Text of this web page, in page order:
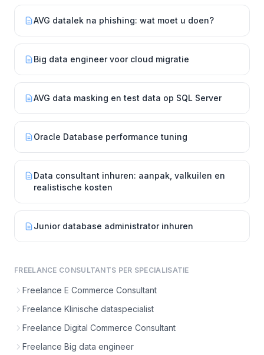
AVG datalek na phishing: wat moet u doen?
Big data engineer voor cloud migratie
AVG data masking en test data op SQL Server
Oracle Database performance tuning
Data consultant inhuren: aanpak, valkuilen en
realistische kosten
Junior database administrator inhuren
FREELANCE CONSULTANTS PER SPECIALISATIE
Freelance E Commerce Consultant
Freelance Klinische dataspecialist
Freelance Digital Commerce Consultant
Freelance Big data engineer